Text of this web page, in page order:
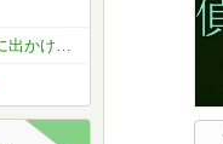
散歩と喫茶店が好き 晴れた日は外に出かけよう